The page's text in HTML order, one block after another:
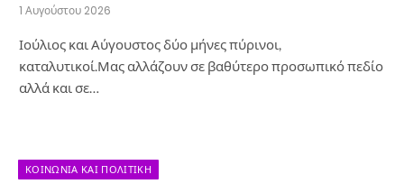
1 Αυγούστου 2026
Ιούλιος και Αύγουστος δύο μήνες πύρινοι,
καταλυτικοί.Μας αλλάζουν σε βαθύτερο προσωπικό πεδίο
αλλά και σε…
ΚΟΙΝΩΝΊΑ ΚΑΙ ΠΟΛΙΤΙΚΉ